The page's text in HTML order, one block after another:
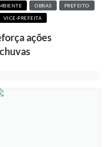
OBRAS PREFEITO
VICE-PREFEITA
ações